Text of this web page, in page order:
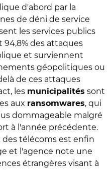
d'abord par la
de déni de service
les services publics
94,8% des attaques
et surviennent
géopolitiques ou
de ces attaques
les municipalités sont
aux ransomwares, qui
dommageable malgré
à l'année précédente.
des télécoms est enfin
et l'agence note une
étrangères visant à